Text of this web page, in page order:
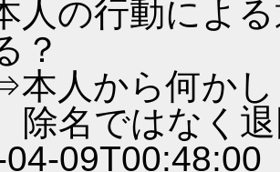
の行動による
？
から何かし
除名ではなく
04-